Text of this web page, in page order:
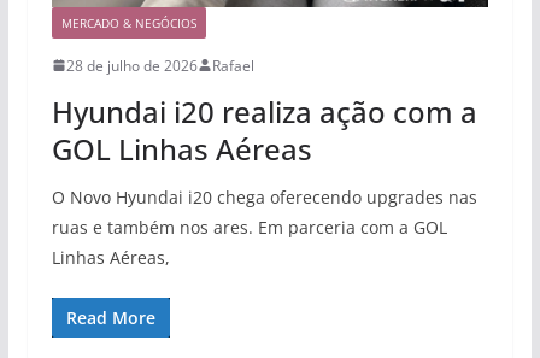
MERCADO & NEGÓCIOS
28 de julho de 2026 Rafael
Hyundai i20 realiza ação com a
GOL Linhas Aéreas
O Novo Hyundai i20 chega oferecendo upgrades nas
ruas e também nos ares. Em parceria com a GOL
Linhas Aéreas,
Read More